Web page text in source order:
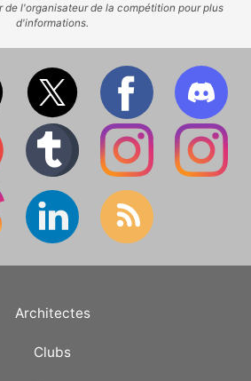
de l'organisateur de la compétition pour plus
d'informations.
Architectes
Clubs